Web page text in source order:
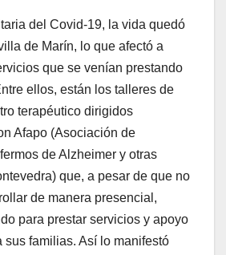
del Covid-19, la vida quedó
de Marín, lo que afectó a
que se venían prestando
ellos, están los talleres de
terapéutico dirigidos
Afapo (Asociación de
de Alzheimer y otras
que, a pesar de que no
de manera presencial,
para prestar servicios y apoyo
sus familias. Así lo manifestó